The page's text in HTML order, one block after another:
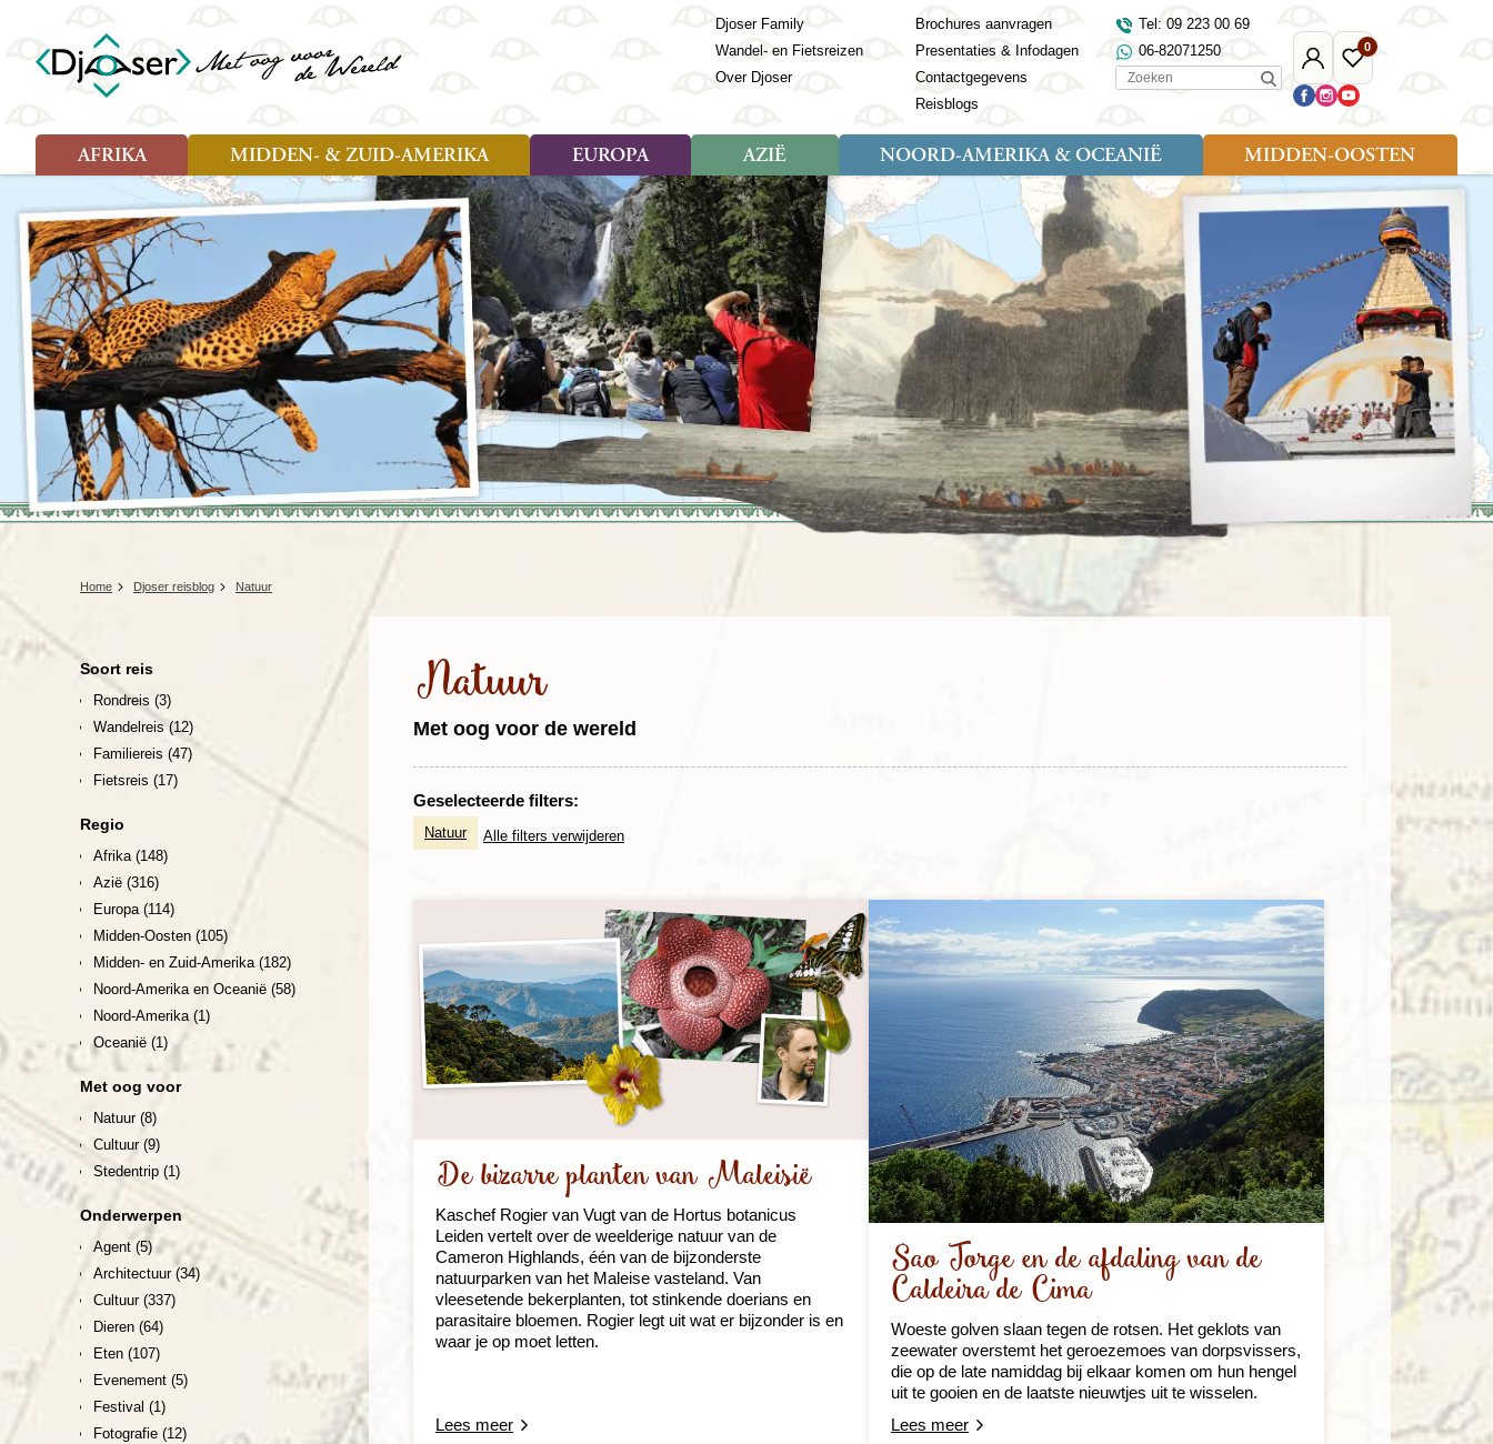
Mijn
Djoser
0
Favoriete
reizen
Djoser Family
Wandel- en Fietsreizen
Over Djoser
Brochures aanvragen
Presentaties & Infodagen
Contactgegevens
Reisblogs
Tel: 09 223 00 69
06-82071250
Zoeken
AFRIKA
Rondreis (26)
Familiereis (10)
Fietsreis (2)
Wandelreis (1)
Cultuur (3)
Natuur (6)
Nieuwe reizen
Voodoo in Benin en Togo, 16
dagen
Landen
Botswana
Egypte
Ghana
Kaapverdië
Madagaskar
Malawi
Marokko
Mauritius
Mozambique
Namibië
Oeganda
Sao Tomé en Principe
Swaziland
Tanzania
Togo
Zambia
Zanzibar
Zimbabwe
Zuid-Afrika
MIDDEN- & ZUID-AMERIKA
Soort reizen
Familiereis (11)
Fietsreis (1)
Cultuur (9)
Natuur (13)
Landen
Amazone
Argentinië
Belize
Bolivia
Brazilië
Chili
Colombia
Costa Rica
Cuba
Ecuador
El Salvador
(Frans) Guyana
Galapagos
Guatemala
Honduras
Mexico
Nicaragua
Paaseiland
Paraguay
Peru
Suriname
EUROPA
Soort reizen
Rondreis (28)
Familiereis (11)
Fietsreis (8)
Wandelreis (23)
Cultuur (12)
Natuur (3)
Landen
Albanië
Andorra
Armenië
Azerbeidzjan
Azoren
Balkan
Baltische Staten
Bosnië en Herzegovina
Bulgarije
Engeland
Estland
Finland
Frankrijk
Griekenland
IJsland
Ierland
Italië
Kaapverdië
Kroatië
Lapland
Letland
Litouwen
Madeira
Montenegro
Noorwegen
Polen
Portugal
Roemenië
Sardinië
Schotland
Servië
Spanje
Turkije
Verenigd Koninkrijk
Wales
AZIË
Soort reizen
Rondreis (57)
Familiereis (22)
Fietsreis (3)
Cultuur (28)
Natuur (16)
Nieuwe reizen
Rondreis China & Tibet, 42
dagen
Rondreis Sulawesi &
Molukken, 22 dagen
Landen
Bangladesh
Bhutan
Cambodja
China
Filipijnen
India
Indochina
Indonesië
Japan
Jordanië
Kazachstan
Kirgizië
Laos
Malediven
Maleisië
Mongolië
Nepal
Oezbekistan
Singapore
Sri Lanka
Taiwan
Tibet
Turkmenistan
Vietnam
Zijderoute
Zuid-Korea
NOORD-AMERIKA & OCEANIË
Soort reizen
Rondreis (7)
Familiereis (2)
Landen
Alaska
Australië
Canada
Nieuw-Zeeland
Verenigde Staten
MIDDEN-OOSTEN
Soort reizen
Rondreis (18)
Familiereis (9)
Fietsreis (1)
Wandelreis (3)
Cultuur (8)
Landen
Marokko
Oman
Saoedi-Arabië
Tunesië
Home Djoser reisblog Natuur
Natuur
Met oog voor de wereld
Geselecteerde filters:
Natuur Alle filters verwijderen
De bizarre planten van Maleisië
Kaschef Rogier van Vugt van de Hortus botanicus
Leiden vertelt over de weelderige natuur van de
Cameron Highlands, één van de bijzonderste
natuurparken van het Maleise vasteland. Van
vleesetende bekerplanten, tot stinkende doerians en
parasitaire bloemen. Rogier legt uit wat er bijzonder is en
waar je op moet letten.
Lees meer
Sao Jorge en de afdaling van de
Caldeira de Cima
Woeste golven slaan tegen de rotsen. Het geklots van
zeewater overstemt het geroezemoes van dorpsvissers,
die op de late namiddag bij elkaar komen om hun hengel
uit te gooien en de laatste nieuwtjes uit te wisselen.
Lees meer
Soort reis
Rondreis (3)
Wandelreis (12)
Familiereis (47)
Fietsreis (17)
Regio
Afrika (148)
Azië (316)
Europa (114)
Midden-Oosten (105)
Midden- en Zuid-Amerika (182)
Noord-Amerika en Oceanië (58)
Noord-Amerika (1)
Oceanië (1)
Met oog voor
Natuur (8)
Cultuur (9)
Stedentrip (1)
Onderwerpen
Agent (5)
Architectuur (34)
Cultuur (337)
Dieren (64)
Eten (107)
Evenement (5)
Festival (1)
Fotografie (12)